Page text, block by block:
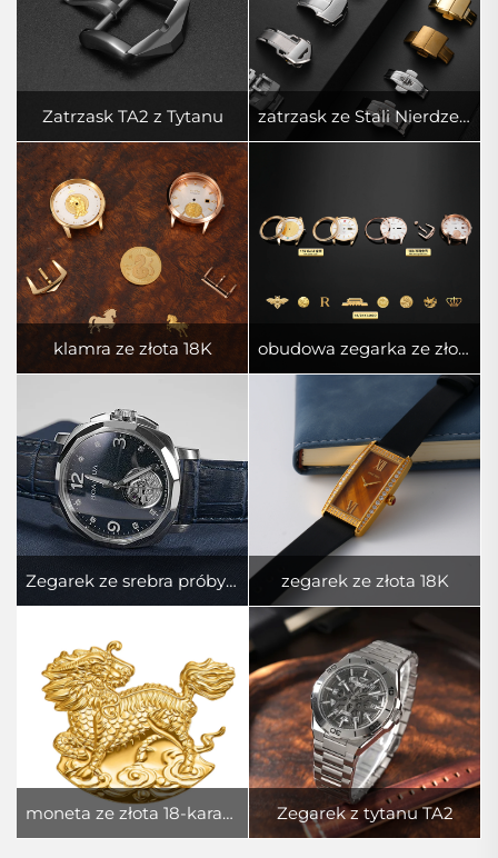
Zatrzask TA2 z Tytanu zatrzask ze Stali Nierdzewnej 316L
klamra ze złota 18K obudowa zegarka ze złota 18K
Zegarek ze srebra próby 925 zegarek ze złota 18K
moneta ze złota 18-karatowego Zegarek z tytanu TA2